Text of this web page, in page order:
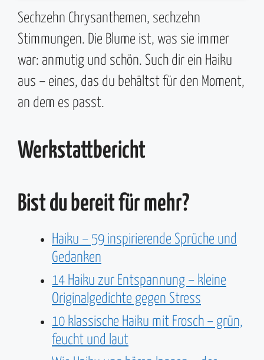
Sechzehn Chrysanthemen, sechzehn
Stimmungen. Die Blume ist, was sie immer
war: anmutig und schön. Such dir ein Haiku
aus – eines, das du behältst für den Moment,
an dem es passt.
Werkstattbericht
Bist du bereit für mehr?
Haiku – 59 inspirierende Sprüche und
Gedanken
14 Haiku zur Entspannung – kleine
Originalgedichte gegen Stress
10 klassische Haiku mit Frosch – grün,
feucht und laut